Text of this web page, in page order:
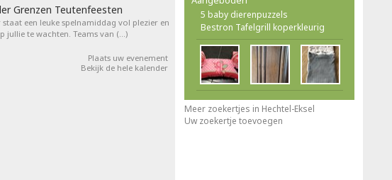
Grenzen Teutenfeesten
staat een leuke spelnamiddag vol plezier en
jullie te wachten. Teams van (…)
Plaats uw evenement
Bekijk de hele kalender
5 baby dierenpuzzels
Bestron Tafelgrill koperkleurig
Meer zoekertjes in Hechtel-Eksel
Uw zoekertje toevoegen